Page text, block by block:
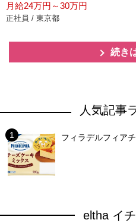
月給24万円～30万円
正社員 / 東京都
続き
人気記事
フィラデルフィア
eltha イ